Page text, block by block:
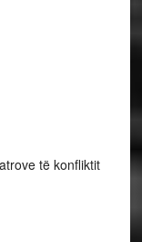
të konfliktit